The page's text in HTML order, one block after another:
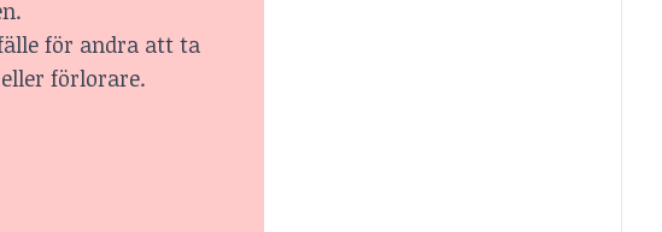
för andra att ta
förlorare.